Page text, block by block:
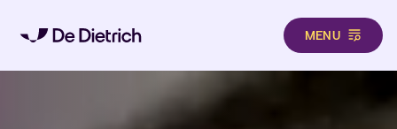
Direkt zum Inhalt
MENU